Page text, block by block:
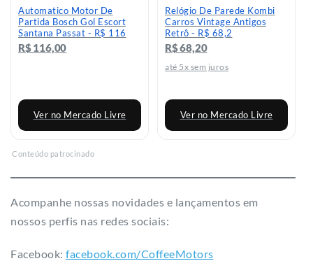
Automatico Motor De
Partida Bosch Gol Escort
Santana Passat - R$ 116
R$ 116,00
Ver no Mercado Livre
Relógio De Parede Kombi
Carros Vintage Antigos
Retrô - R$ 68,2
R$ 68,20
até 5x sem juros
Ver no Mercado Livre
Conteúdo patrocinado
Acompanhe nossas novidades e lançamentos em
nossos perfis nas redes sociais:
Facebook: facebook.com/CoffeeMotors